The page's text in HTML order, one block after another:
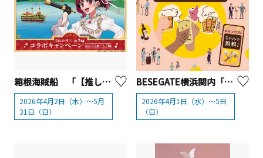
箱根海賊船 「【推しの子】×芦ノ湖」コラボイベント
2026年4月2日（木）～5月
31日（日）
BESEGATE横浜関内「乾杯！ハシゴ札」
2026年4月1日（水）～5日
（日）